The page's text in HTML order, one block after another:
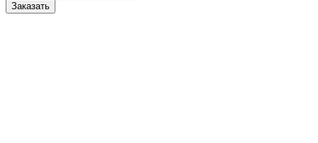
Заказать